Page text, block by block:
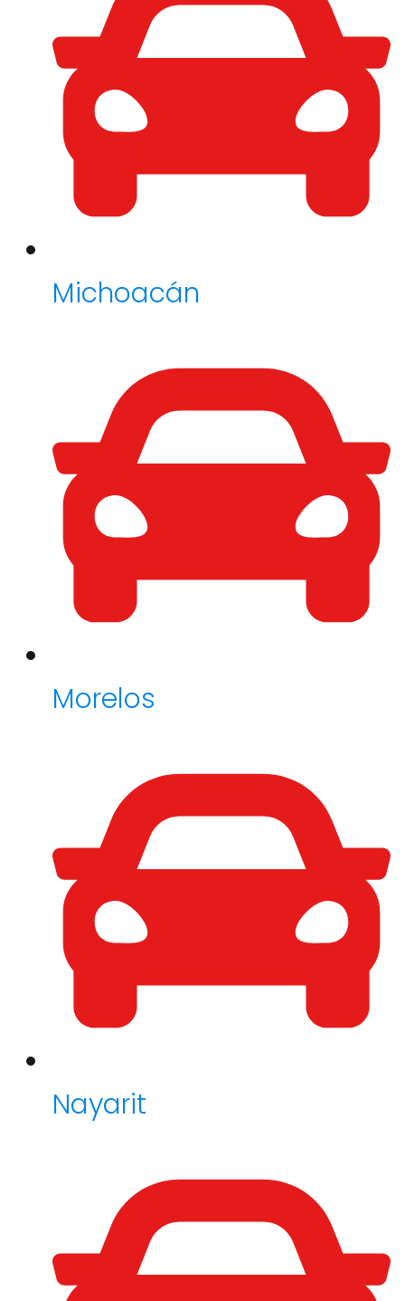
Michoacán
Morelos
Nayarit